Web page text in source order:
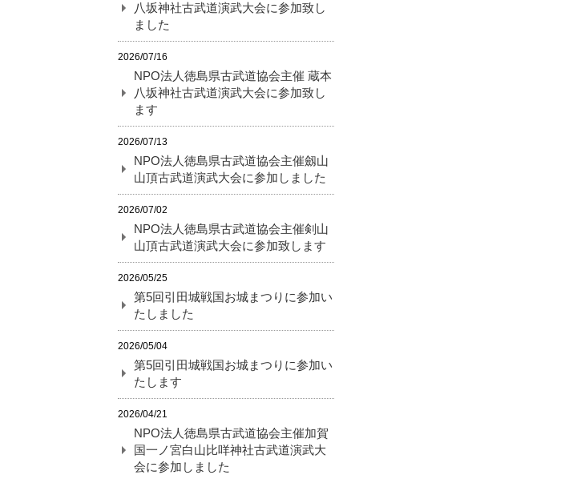
八坂神社古武道演武大会に参加致し
ました
2026/07/16
NPO法人徳島県古武道協会主催 蔵本
八坂神社古武道演武大会に参加致し
ます
2026/07/13
NPO法人徳島県古武道協会主催劔山
山頂古武道演武大会に参加しました
2026/07/02
NPO法人徳島県古武道協会主催剣山
山頂古武道演武大会に参加致します
2026/05/25
第5回引田城戦国お城まつりに参加い
たしました
2026/05/04
第5回引田城戦国お城まつりに参加い
たします
2026/04/21
NPO法人徳島県古武道協会主催加賀
国一ノ宮白山比咩神社古武道演武大
会に参加しました